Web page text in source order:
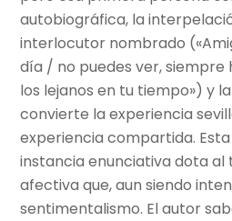
autobiográfica, la
interlocutor nombrado
día / no puedes ver,
los lejanos en tu tiempo») y
convierte la experiencia
experiencia compartida.
instancia enunciativa dota
afectiva que, aun siendo
sentimentalismo. El autor